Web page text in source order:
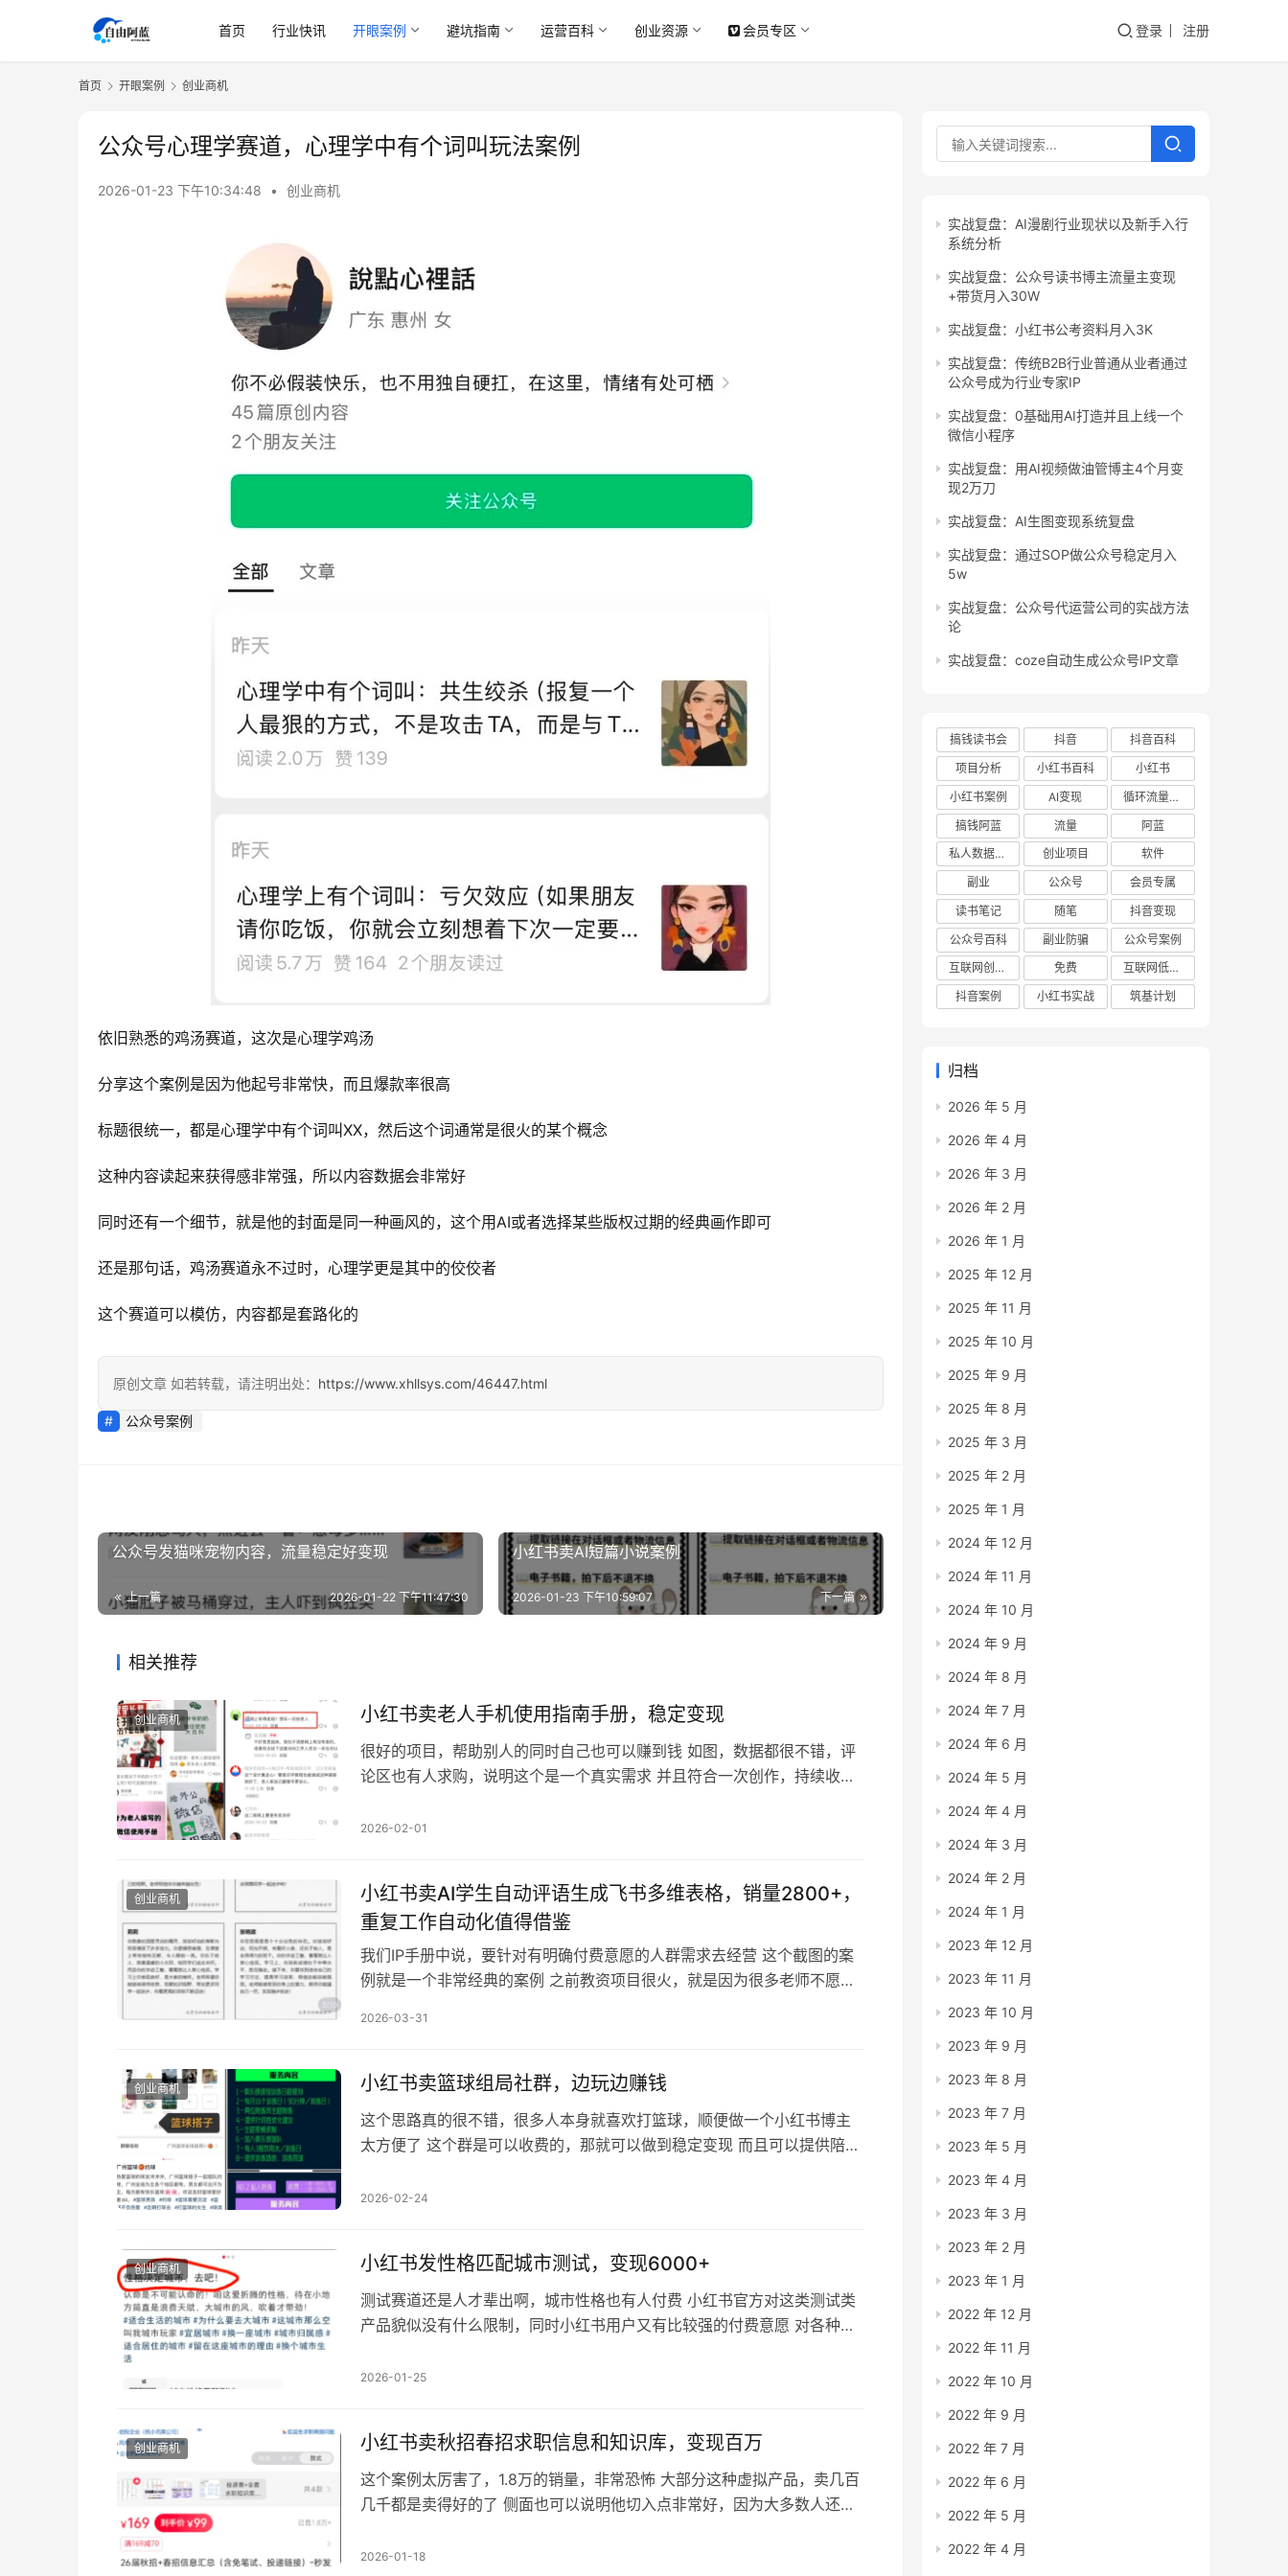
首页 行业快讯 开眼案例 避坑指南 运营百科 创业资源 会员专区 登录 注册
首页 开眼案例 创业商机
公众号心理学赛道，心理学中有个词叫玩法案例
2026-01-23 下午10:34:48 • 创业商机
依旧熟悉的鸡汤赛道，这次是心理学鸡汤
分享这个案例是因为他起号非常快，而且爆款率很高
标题很统一，都是心理学中有个词叫XX，然后这个词通常是很火的某个概念
这种内容读起来获得感非常强，所以内容数据会非常好
同时还有一个细节，就是他的封面是同一种画风的，这个用AI或者选择某些版权过期的经典画作即可
还是那句话，鸡汤赛道永不过时，心理学更是其中的佼佼者
这个赛道可以模仿，内容都是套路化的
原创文章 如若转载，请注明出处： https://www.xhllsys.com/46447.html
公众号案例
公众号发猫咪宠物内容，流量稳定好变现
上一篇 2026-01-22 下午11:47:30
小红书卖AI短篇小说案例
下一篇
2026-01-23 下午10:59:07
相关推荐
创业商机 小红书卖老人手机使用指南手册，稳定变现
很好的项目，帮助别人的同时自己也可以赚到钱 如图，数据都很不错，评
论区也有人求购，说明这个是一个真实需求 并且符合一次创作，持续收益
版然后让客户自己打印出来给老人 年轻人需要社会化指南，老年人也需要
2026-02-01
创业商机
小红书卖AI学生自动评语生成飞书多维表格，销量2800+，
重复工作自动化值得借鉴
我们IP手册中说，要针对有明确付费意愿的人群需求去经营 这个截图的案
例就是一个非常经典的案例 之前教资项目很火，就是因为很多老师不愿意
一个自动评语工具，销量也是直接…
2026-03-31
创业商机 小红书卖篮球组局社群，边玩边赚钱
这个思路真的很不错，很多人本身就喜欢打篮球，顺便做一个小红书博主
太方便了 这个群是可以收费的，那就可以做到稳定变现 而且可以提供陪练
组局就可以赚不少，而且是顺带的，自己就打球 总的来说这种通过收费组
2026-02-24
创业商机 小红书发性格匹配城市测试，变现6000+
测试赛道还是人才辈出啊，城市性格也有人付费 小红书官方对这类测试类
产品貌似没有什么限制，同时小红书用户又有比较强的付费意愿 对各种测
产品封面都是一种风格，我怀疑有团队批量在搞钱 就和当初抖音小程序火
2026-01-25
创业商机 小红书卖秋招春招求职信息和知识库，变现百万
这个案例太厉害了，1.8万的销量，非常恐怖 大部分这种虚拟产品，卖几百
几千都是卖得好的了 侧面也可以说明他切入点非常好，因为大多数人还是
到，或者没有精力去分辨和收集，花99买一份，并且还送求职面试知识
2026-01-18
实战复盘：AI漫剧行业现状以及新手入行
系统分析
实战复盘：公众号读书博主流量主变现
+带货月入30W
实战复盘：小红书公考资料月入3K
实战复盘：传统B2B行业普通从业者通过
公众号成为行业专家IP
实战复盘：0基础用AI打造并且上线一个
微信小程序
实战复盘：用AI视频做油管博主4个月变
现2万刀
实战复盘：AI生图变现系统复盘
实战复盘：通过SOP做公众号稳定月入
5w
实战复盘：公众号代运营公司的实战方法
论
实战复盘：coze自动生成公众号IP文章
搞钱读书会 抖音
抖音百科
项目分析
小红书百科
小红书
小红书案例
AI变现
循环流量实验室
搞钱阿蓝
流量
阿蓝
私人数据库项目
创业项目
软件
副业
公众号
会员专属
读书笔记
随笔
抖音变现
公众号百科
副业防骗
公众号案例
互联网创业项目
免费
互联网低成本创业项目
抖音案例
小红书实战 筑基计划
归档
2026 年 5 月
2026 年 4 月
2026 年 3 月
2026 年 2 月
2026 年 1 月
2025 年 12 月
2025 年 11 月
2025 年 10 月
2025 年 9 月
2025 年 8 月
2025 年 3 月
2025 年 2 月
2025 年 1 月
2024 年 12 月
2024 年 11 月
2024 年 10 月
2024 年 9 月
2024 年 8 月
2024 年 7 月
2024 年 6 月
2024 年 5 月
2024 年 4 月
2024 年 3 月
2024 年 2 月
2024 年 1 月
2023 年 12 月
2023 年 11 月
2023 年 10 月
2023 年 9 月
2023 年 8 月
2023 年 7 月
2023 年 5 月
2023 年 4 月
2023 年 3 月
2023 年 2 月
2023 年 1 月
2022 年 12 月
2022 年 11 月
2022 年 10 月
2022 年 9 月
2022 年 7 月
2022 年 6 月
2022 年 5 月
2022 年 4 月